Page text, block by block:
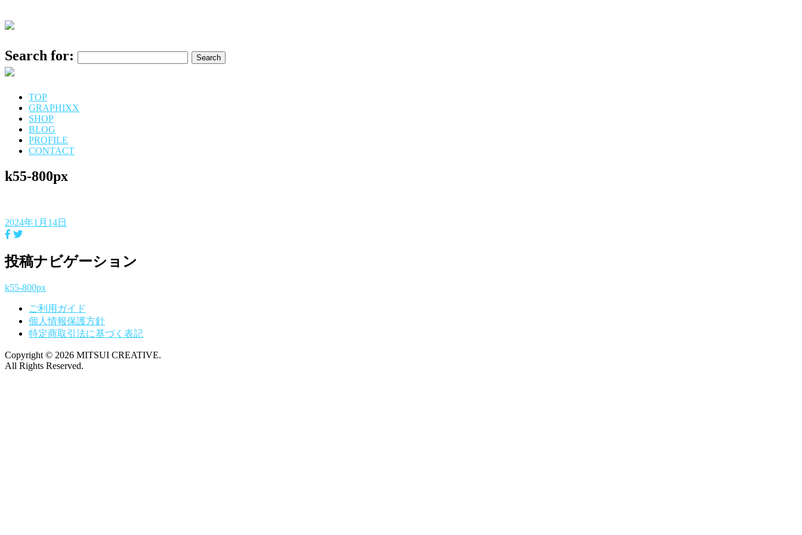
Search for:
TOP
GRAPHIXX
SHOP
BLOG
PROFILE
CONTACT
k55-800px
2024年1月14日
投稿ナビゲーション
k55-800px
ご利用ガイド
個人情報保護方針
特定商取引法に基づく表記
Copyright © 2026 MITSUI CREATIVE.
All Rights Reserved.